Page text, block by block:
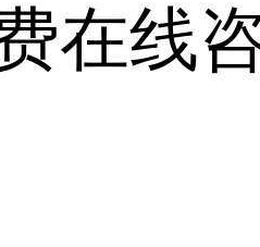
在线